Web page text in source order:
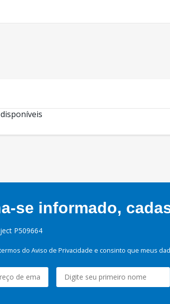
se informado,
P509664
do Aviso de Privacidade e consinto que meus